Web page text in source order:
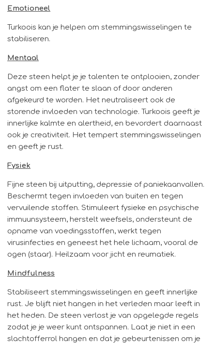
n
Emotioneel
Turkoois kan je helpen om stemmingswisselingen te
stabiliseren.
Mentaal
Deze steen helpt je je talenten te ontplooien, zonder
angst om een flater te slaan of door anderen
afgekeurd te worden. Het neutraliseert ook de
storende invloeden van technologie. Turkoois geeft je
innerlijke kalmte en alertheid, en bevordert daarnaast
ook je creativiteit. Het tempert stemmingswisselingen
en geeft je rust.
Fysiek
Fijne steen bij uitputting, depressie of paniekaanvallen.
Beschermt tegen invloeden van buiten en tegen
vervuilende stoffen. Stimuleert fysieke en psychische
immuunsysteem, herstelt weefsels, ondersteunt de
opname van voedingsstoffen, werkt tegen
virusinfecties en geneest het hele lichaam, vooral de
ogen (staar). Heilzaam voor jicht en reumatiek.
Mindfulness
Stabiliseert stemmingswisselingen en geeft innerlijke
rust. Je blijft niet hangen in het verleden maar leeft in
het heden. De steen verlost je van opgelegde regels
zodat je je weer kunt ontspannen. Laat je niet in een
slachtofferrol hangen en dat je gebeurtenissen om je